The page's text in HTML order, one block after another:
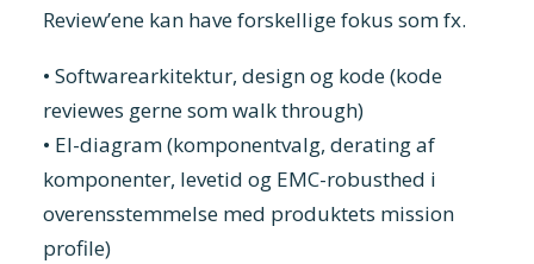
Review’ene kan have forskellige fokus som fx.
• Softwarearkitektur, design og kode (kode
reviewes gerne som walk through)
• El-diagram (komponentvalg, derating af
komponenter, levetid og EMC-robusthed i
overensstemmelse med produktets mission
profile)